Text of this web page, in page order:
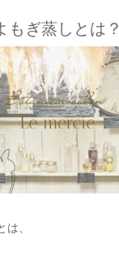
もぎ蒸しとは？
、